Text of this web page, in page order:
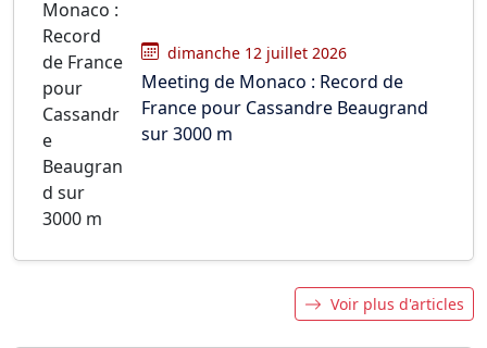
dimanche 12 juillet 2026
Meeting de Monaco : Record de
France pour Cassandre Beaugrand
sur 3000 m
Voir plus d'articles